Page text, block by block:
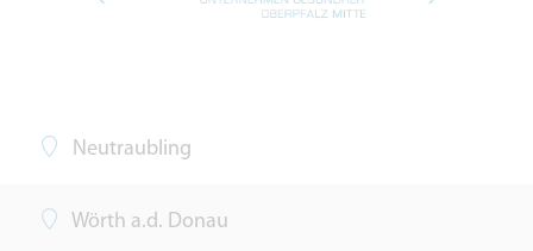
Neutraubling
Wörth a.d. Donau